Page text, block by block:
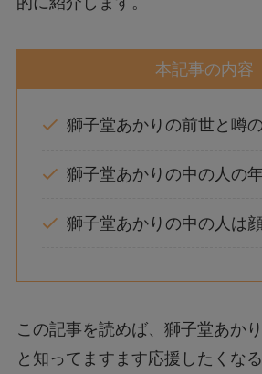
本記事の内容
獅子堂あかりの前世と噂
獅子堂あかりの中の人の
獅子堂あかりの中の人は
この記事を読めば、獅子堂あか
と知ってますます応援したくな